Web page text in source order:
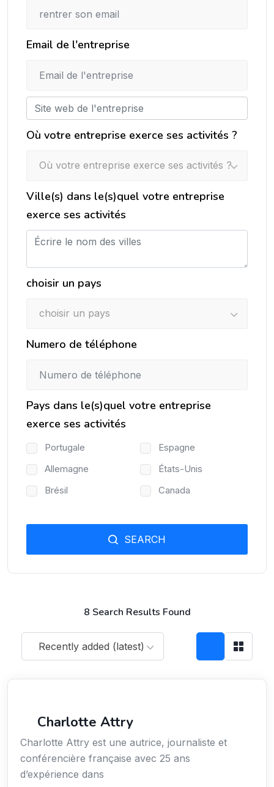
8 Search Results Found
Recently added (latest)
Charlotte Attry
Charlotte Attry est une autrice, journaliste et
conférencière française avec 25 ans
d’expérience dans
Email de l'entreprise
Où votre entreprise exerce ses activités ?
Où votre entreprise exerce ses activités ?
Ville(s) dans le(s)quel votre entreprise
exerce ses activités
choisir un pays
choisir un pays
Numero de téléphone
Pays dans le(s)quel votre entreprise
exerce ses activités
Portugale
Espagne
Allemagne
États-Unis
Brésil
Canada
SEARCH